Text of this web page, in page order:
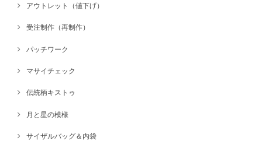
アウトレット（値下げ）
受注制作（再制作）
パッチワーク
マサイチェック
伝統柄キストゥ
月と星の模様
サイザルバッグ＆内袋